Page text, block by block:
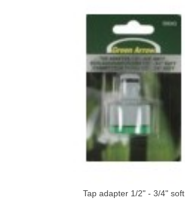
Tap adapter 1/2" - 3/4" soft